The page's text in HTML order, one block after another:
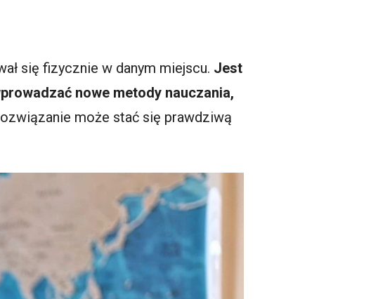
się fizycznie w danym miejscu. Jest
nowe metody nauczania,
może stać się prawdziwą